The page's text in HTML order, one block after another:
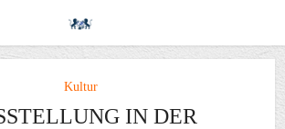
Kultur
IN DER